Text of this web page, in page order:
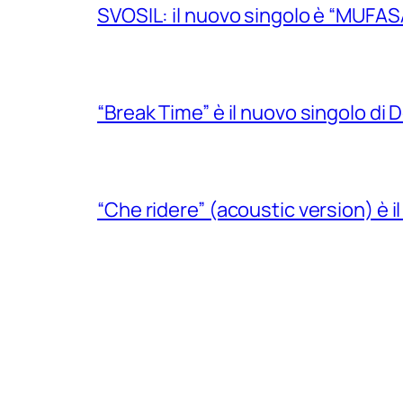
SVOSIL: il nuovo singolo è
“Break Time” è il nuovo singolo di
“Che ridere” (acoustic version) è